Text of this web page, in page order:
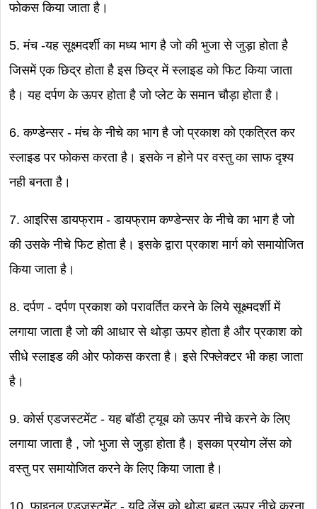
फोकस किया जाता है।
5. मंच -यह सूक्ष्मदर्शी का मध्य भाग है जो की भुजा से जुड़ा होता है
जिसमें एक छिद्र होता है इस छिद्र में स्लाइड को फिट किया जाता
है। यह दर्पण के ऊपर होता है जो प्लेट के समान चौड़ा होता है।
6. कण्डेन्सर - मंच के नीचे का भाग है जो प्रकाश को एकत्रित कर
स्लाइड पर फोकस करता है। इसके न होने पर वस्तु का साफ दृश्य
नही बनता है।
7. आइरिस डायफ्राम - डायफ्राम कण्डेन्सर के नीचे का भाग है जो
की उसके नीचे फिट होता है। इसके द्वारा प्रकाश मार्ग को समायोजित
किया जाता है।
8. दर्पण - दर्पण प्रकाश को परावर्तित करने के लिये सूक्ष्मदर्शी में
लगाया जाता है जो की आधार से थोड़ा ऊपर होता है और प्रकाश को
सीधे स्लाइड की ओर फोकस करता है। इसे रिफ्लेक्टर भी कहा जाता
है।
9. कोर्स एडजस्टमेंट - यह बॉडी ट्यूब को ऊपर नीचे करने के लिए
लगाया जाता है , जो भुजा से जुड़ा होता है। इसका प्रयोग लेंस को
वस्तु पर समायोजित करने के लिए किया जाता है।
10. फाइनल एडजस्टमेंट - यदि लेंस को थोड़ा बहुत ऊपर नीचे करना